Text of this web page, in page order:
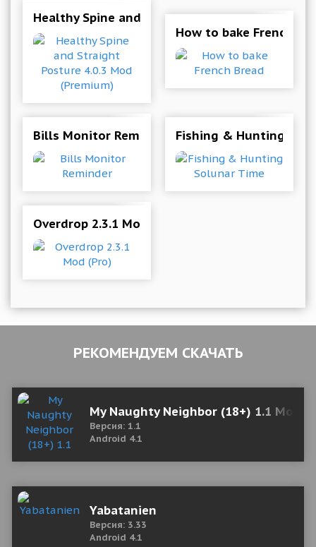
Healthy Spine and Straight Posture 4.0.3 Mod
How to bake French
Bills Monitor Reminder Fishing & Hunting
Overdrop 2.3.1 Mod (Pro)
РЕКОМЕНДУЕМ СКАЧАТЬ
My Naughty Neighbor (18+) 1.1 Мод
Версия: 1.1
Android 4.1
Yabatanien
Версия: 3.33
Android 4.1